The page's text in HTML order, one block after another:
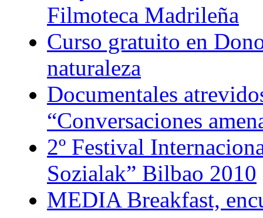
Filmoteca Madrileña
Curso gratuito en
naturaleza
Documentales
“Conversaciones
2º Festival
Sozialak” Bilbao 2010
MEDIA Breakfast,